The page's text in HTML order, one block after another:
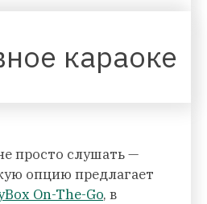
караоке
просто слушать —
опцию предлагает
On-The-Go, в